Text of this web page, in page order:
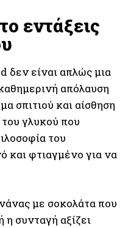
εντάξεις
δεν είναι απλώς μια
απόλαυση
σπιτιού και αίσθηση
του γλυκού που
του
και φτιαγμένο για να
με σοκολάτα που
η συνταγή αξίζει